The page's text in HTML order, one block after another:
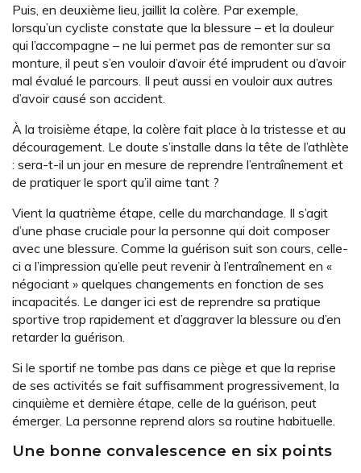
Puis, en deuxième lieu, jaillit la colère. Par exemple,
lorsqu’un cycliste constate que la blessure – et la douleur
qui l’accompagne – ne lui permet pas de remonter sur sa
monture, il peut s’en vouloir d’avoir été imprudent ou d’avoir
mal évalué le parcours. Il peut aussi en vouloir aux autres
d’avoir causé son accident.
À la troisième étape, la colère fait place à la tristesse et au
découragement. Le doute s’installe dans la tête de l’athlète
: sera-t-il un jour en mesure de reprendre l’entraînement et
de pratiquer le sport qu’il aime tant ?
Vient la quatrième étape, celle du marchandage. Il s’agit
d’une phase cruciale pour la personne qui doit composer
avec une blessure. Comme la guérison suit son cours, celle-
ci a l’impression qu’elle peut revenir à l’entraînement en «
négociant » quelques changements en fonction de ses
incapacités. Le danger ici est de reprendre sa pratique
sportive trop rapidement et d’aggraver la blessure ou d’en
retarder la guérison.
Si le sportif ne tombe pas dans ce piège et que la reprise
de ses activités se fait suffisamment progressivement, la
cinquième et dernière étape, celle de la guérison, peut
émerger. La personne reprend alors sa routine habituelle.
Une bonne convalescence en six points